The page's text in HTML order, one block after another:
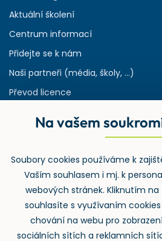
Aktuální školení
Centrum informací
Přidejte se k nám
Naši partneři (média, školy, ...)
Převod licence
Rejstřík používaných zkratek v
Zpětný odběr
Na vašem
Soubory cookies používáme k
Vaším souhlasem i mj. k
webových stránek. Kliknutím na
souhlasíte s využívaním
chování na webu pro
sociálních sítích a reklamních